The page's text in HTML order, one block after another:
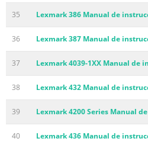
35 Lexmark 386 Manual de
36 Lexmark 387 Manual de
37 Lexmark 4039-1XX Manual de
38 Lexmark 432 Manual de
39 Lexmark 4200 Series Manual
40 Lexmark 436 Manual de